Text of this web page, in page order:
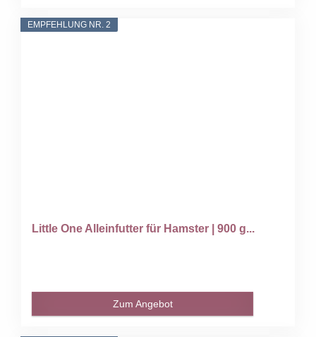
EMPFEHLUNG NR. 2
Little One Alleinfutter für Hamster | 900 g...
Zum Angebot